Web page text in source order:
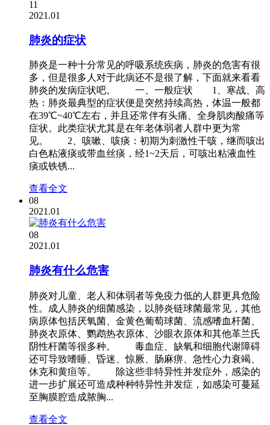
11
2021.01
肺炎的症状
肺炎是一种十分常见的呼吸系统疾病，肺炎的危害有很
多，但是很多人对于此病还不是很了解，下面就来看看
肺炎的发病症状吧。 一、一般症状 1、寒战、高
热：肺炎最典型的症状便是突然持续高热，体温一般都
在39℃~40℃左右，并且还常伴有头痛、全身肌肉酸痛等
症状。此类症状尤其是在年老体弱者人群中更为常
见。 2、咳嗽、咳痰：初期为刺激性干咳，继而咳出
白色粘液痰或带血丝痰，经1~2天后，可咳出粘液血性
痰或铁锈...
查看全文
08
2021.01
08
2021.01
肺炎有什么危害
肺炎对儿童、老人和体弱者等免疫力低的人群更具危险
性。成人肺炎的细菌感染，以肺炎链球菌最常见，其他
病原体包括厌氧菌、金黄色葡萄球菌、流感嗜血杆菌、
肺炎衣原体、鹦鹉热衣原体、沙眼衣原体和其他革兰氏
阴性杆菌等很多种。 毒血症、缺氧和细胞代谢障碍
还可导致嗜睡、昏迷、惊厥、肠麻痹、急性心力衰竭、
休克和黄疸等。 除这些非特异性并发症外，感染的
进一步扩展还可造成种种特异性并发症，如感染可蔓延
至胸膜腔造成脓胸...
查看全文